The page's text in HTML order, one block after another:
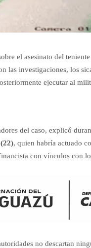
el asesinato del
las investigaciones, los
ejecutar al
del caso, explicó
, quien habría actuado
con vínculos con
no descartan